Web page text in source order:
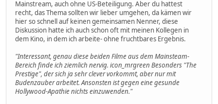
Mainstream, auch ohne US-Beteiligung. Aber du hattest
recht, das Thema sollten wir lieber umgehen, da kämen wir
hier so schnell auf keinen gemeinsamen Nenner, diese
Diskussion hatte ich auch schon oft mit meinen Kollegen in
dem Kino, in dem ich arbeite- ohne fruchtbares Ergebnis.
"Interessant, genau diese beiden Filme aus dem Mainsteam-
Bereich finde ich ziemlich nervig. icon_mrgreen Besonders "The
Prestige", der sich ja sehr clever vorkommt, aber nur mit
Budenzauber arbeitet. Ansonsten ist gegen eine gesunde
Hollywood-Apathie nichts einzuwenden."